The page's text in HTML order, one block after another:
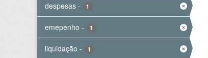
despesas - 1
emepenho - 1
liquidação - 1